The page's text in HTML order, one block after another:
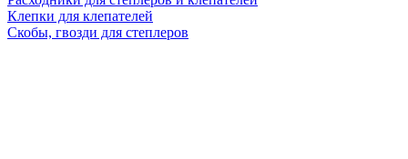
Клепки для клепателей
Скобы, гвозди для степлеров